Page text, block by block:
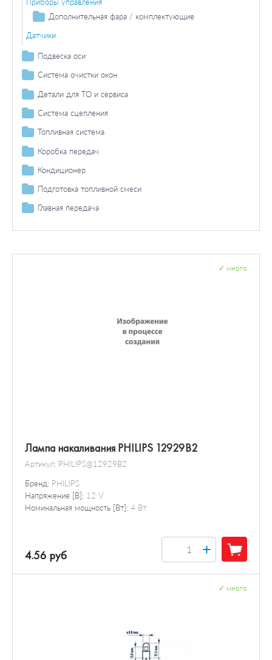
Лампа накаливания PHILIPS 12929B2
Артикул: PHILIPS@12929B2
Бренд: PHILIPS
Напряжение [В]: 12 V
Номинальная мощность [Вт]: 4 Вт
много
4.56 руб +
много
Дополнительная фара / комплектующие
Датчики
Подвеска оси
Ступица колеса / установка
Сальник вала
Система очистки окон
Щетки стеклоочистителя
Детали для ТО и сервиса
Интервал регулировки
Дополнительные работы
Система сцепления
Система управления сцеплением
Рабочий цилиндр сцепления
Топливная система
Топливный бак / комплектующие
Коробка передач
Ступенчатая коробка передач
Прокладки
Кондиционер
Датчики
Подготовка топливной смеси
Приготовление смеси
Главная передача